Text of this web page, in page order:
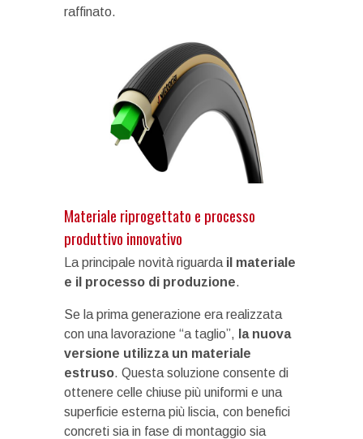
raffinato.
Materiale riprogettato e processo
produttivo innovativo
La principale novità riguarda il materiale
e il processo di produzione.
Se la prima generazione era realizzata
con una lavorazione “a taglio”,
la nuova
versione utilizza un materiale
estruso. Questa soluzione consente di
ottenere celle chiuse più uniformi e una
superficie esterna più liscia, con benefici
concreti sia in fase di montaggio sia